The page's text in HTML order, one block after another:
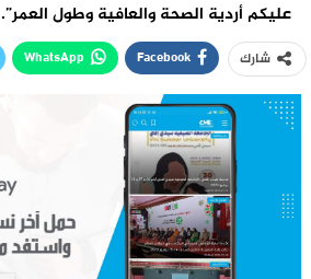
عليكم أردية الصحة والعافية وطول العمر”.
شارك Facebook
WhatsApp